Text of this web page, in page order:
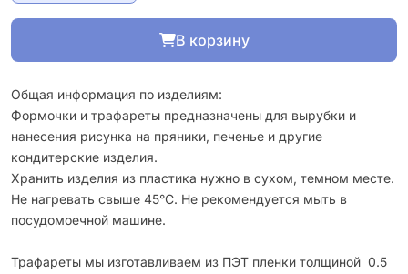
В корзину
Общая информация по изделиям:
Формочки и трафареты предназначены для вырубки и
нанесения рисунка на пряники, печенье и другие
кондитерские изделия.
Хранить изделия из пластика нужно в сухом, темном месте.
Не нагревать свыше 45°С. Не рекомендуется мыть в
посудомоечной машине.
Трафареты мы изготавливаем из ПЭТ пленки толщиной 0.5